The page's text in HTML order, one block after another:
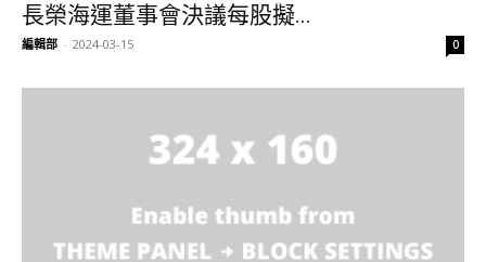
長榮海運董事會決議每股擬...
編輯部 - 2024-03-15 0